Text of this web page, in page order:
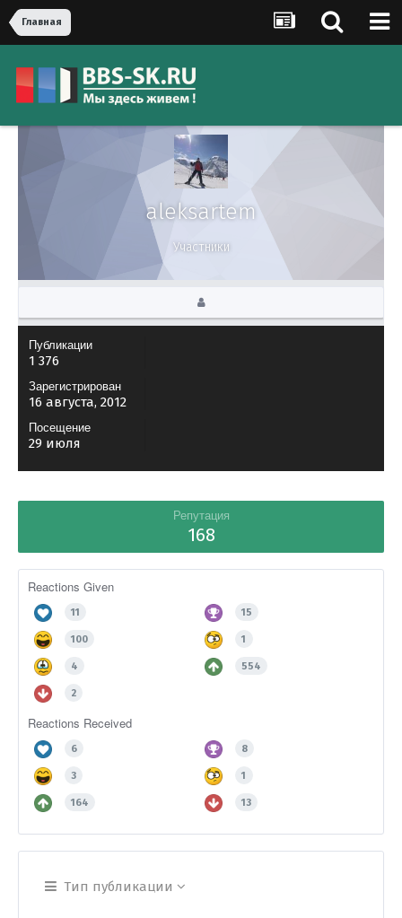
Главная
aleksartem
Участники
Публикации
1 376
Зарегистрирован
16 августа, 2012
Посещение
29 июля
Репутация
168
Reactions Given
11 15
100 1
4 554
2
Reactions Received
6 8
3 1
164 13
Тип публикации